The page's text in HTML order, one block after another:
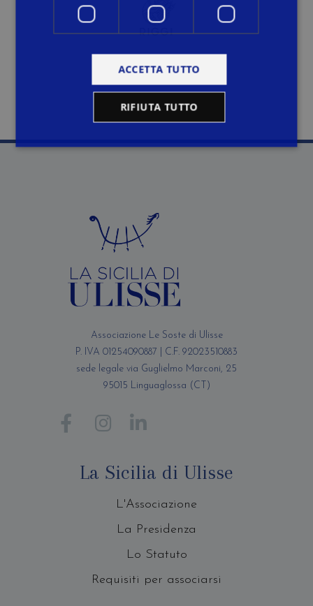
Associazione Le Soste di Ulisse
P. IVA 01254090887 | C.F. 92023510883
sede legale via Guglielmo Marconi, 25
95015 Linguaglossa (CT)
La Sicilia di Ulisse
L'Associazione
La Presidenza
Lo Statuto
Requisiti per associarsi
ACCETTA TUTTO
RIFIUTA TUTTO